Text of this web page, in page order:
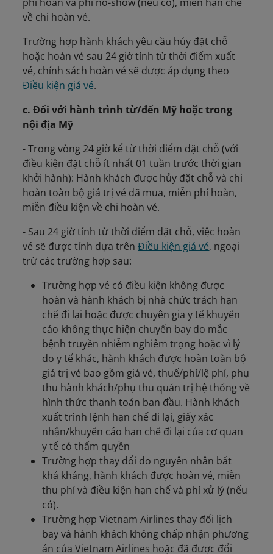
về chi hoàn vé.
Trường hợp hành khách yêu cầu hủy đặt chỗ
hoặc hoàn vé sau 24 giờ tính từ thời điểm xuất
vé, chính sách hoàn vé sẽ được áp dụng theo
Điều kiện giá vé.
c. Đối với hành trình từ/đến Mỹ hoặc trong
nội địa Mỹ
- Trong vòng 24 giờ kể từ thời điểm đặt chỗ (với
điều kiện đặt chỗ ít nhất 01 tuần trước thời gian
khởi hành): Hành khách được hủy đặt chỗ và chi
hoàn toàn bộ giá trị vé đã mua, miễn phí hoàn,
miễn điều kiện về chi hoàn vé.
- Sau 24 giờ tính từ thời điểm đặt chỗ, việc hoàn
vé sẽ được tính dựa trênĐiều kiện giá vé, ngoại
trừ các trường hợp sau:
Trường hợp vé có điều kiện không được
hoàn và hành khách bị nhà chức trách hạn
chế đi lại hoặc được chuyên gia y tế khuyến
cáo không thực hiện chuyến bay do mắc
bệnh truyền nhiễm nghiêm trọng hoặc vì lý
do y tế khác, hành khách được hoàn toàn bộ
giá trị vé bao gồm giá vé, thuế/phí/lệ phí, phụ
thu hành khách/phụ thu quản trị hệ thống về
hình thức thanh toán ban đầu. Hành khách
xuất trình lệnh hạn chế đi lại, giấy xác
nhận/khuyến cáo hạn chế đi lại của cơ quan
y tế có thẩm quyền
Trường hợp thay đổi do nguyên nhân bất
khả kháng, hành khách được hoàn vé, miễn
thu phí và điều kiện hạn chế và phí xử lý (nếu
có).
Trường hợp Vietnam Airlines thay đổi lịch
bay và hành khách không chấp nhận phương
án của Vietnam Airlines hoặc đã được đổi